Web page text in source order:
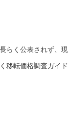
らく公表されず、
移転価格調査ガイ